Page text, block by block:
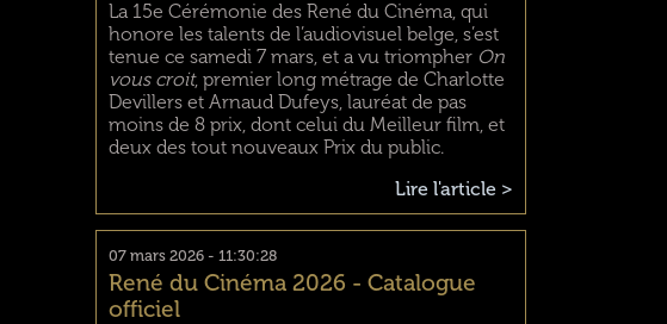
La 15e Cérémonie des René du Cinéma, qui
honore les talents de l’audiovisuel belge, s’est
tenue ce samedi 7 mars, et a vu triompher On
vous croit, premier long métrage de Charlotte
Devillers et Arnaud Dufeys, lauréat de pas
moins de 8 prix, dont celui du Meilleur film, et
deux des tout nouveaux Prix du public.
Lire l'article >
07 mars 2026 - 11:30:28
René du Cinéma 2026 - Catalogue
officiel